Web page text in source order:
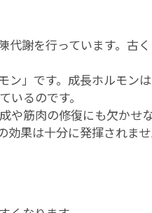
代謝を行っています。
」です。成長ホルモ
るのです。
筋肉の修復にも欠か
果は十分に発揮されま